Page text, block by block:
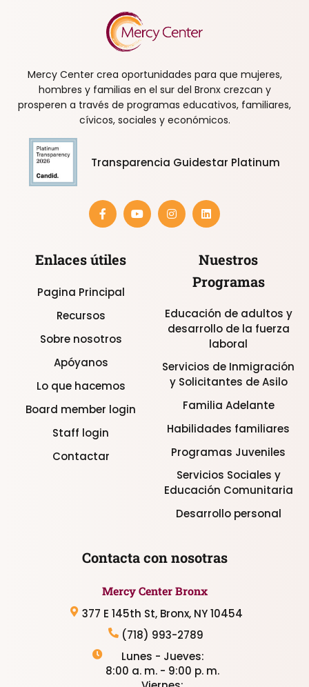
Mercy Center crea oportunidades para que mujeres,
hombres y familias en el sur del Bronx crezcan y
prosperen a través de programas educativos, familiares,
cívicos, sociales y económicos.
Transparencia Guidestar Platinum
Enlaces útiles
Pagina Principal
Recursos
Sobre nosotros
Apóyanos
Lo que hacemos
Board member login
Staff login
Contactar
Nuestros
Programas
Educación de adultos y
desarrollo de la fuerza
laboral
Servicios de Inmigración
y Solicitantes de Asilo
Familia Adelante
Habilidades familiares
Programas Juveniles
Servicios Sociales y
Educación Comunitaria
Desarrollo personal
Contacta con nosotras
Mercy Center Bronx
377 E 145th St, Bronx, NY 10454
(718) 993-2789
Lunes - Jueves:
8:00 a. m. - 9:00 p. m.